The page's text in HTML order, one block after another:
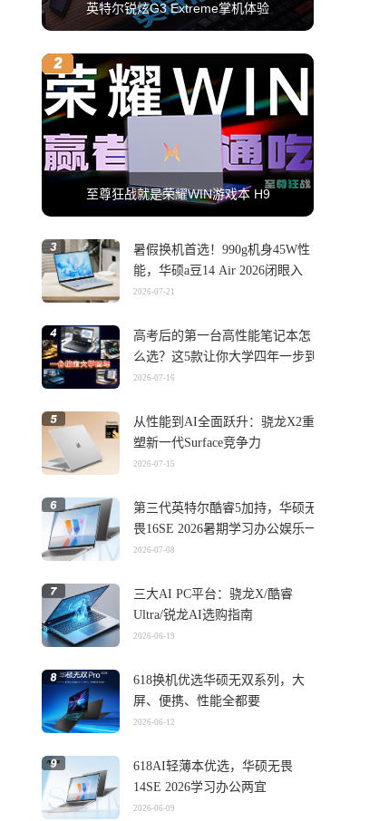
英特尔锐炫G3 Extreme掌机体验
至尊狂战就是荣耀WIN游戏本 H9
暑假换机首选！990g机身45W性
能，华硕a豆14 Air 2026闭眼入
2026-07-21
高考后的第一台高性能笔记本怎
么选？这5款让你大学四年一步到
位
2026-07-16
从性能到AI全面跃升：骁龙X2重
塑新一代Surface竞争力
2026-07-15
第三代英特尔酷睿5加持，华硕无
畏16SE 2026暑期学习办公娱乐一
机搞定
2026-07-08
三大AI PC平台：骁龙X/酷睿
Ultra/锐龙AI选购指南
2026-06-19
618换机优选华硕无双系列，大
屏、便携、性能全都要
2026-06-12
618AI轻薄本优选，华硕无畏
14SE 2026学习办公两宜
2026-06-09